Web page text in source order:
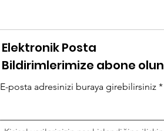
Elektronik Posta
Bildirimlerimize abone olun
E-posta adresinizi buraya girebilirsiniz